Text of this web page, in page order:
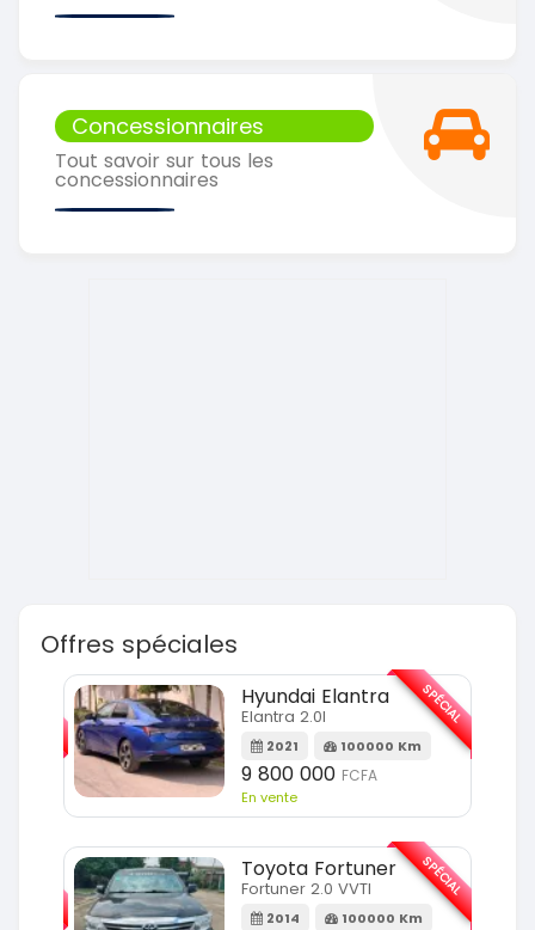
Concessionnaires
Tout savoir sur tous les
concessionnaires
Offres spéciales
Hyundai Elantra
Elantra 2.0l
2021 100000 Km
9 800 000 FCFA
En vente
SPÉCIAL
Toyota Fortuner
Fortuner 2.0 VVTI
2014 100000 Km
SPÉCIAL